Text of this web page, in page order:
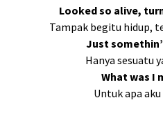
Looked so alive,
Tampak begitu hidup,
Just
Hanya sesuatu
What was I
Untuk apa